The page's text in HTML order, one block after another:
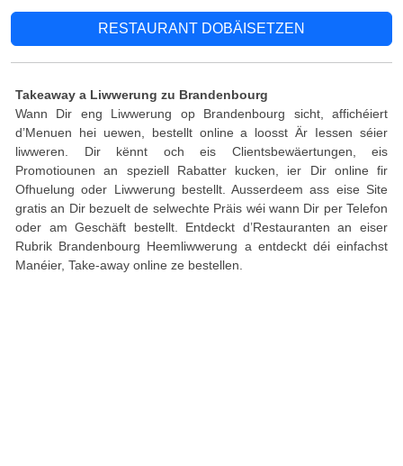
RESTAURANT DOBÄISETZEN
Takeaway a Liwwerung zu Brandenbourg
Wann Dir eng Liwwerung op Brandenbourg sicht, affichéiert
d’Menuen hei uewen, bestellt online a loosst Är Iessen séier
liwweren. Dir kënnt och eis Clientsbewäertungen, eis
Promotiounen an speziell Rabatter kucken, ier Dir online fir
Ofhuelung oder Liwwerung bestellt. Ausserdeem ass eise Site
gratis an Dir bezuelt de selwechte Präis wéi wann Dir per Telefon
oder am Geschäft bestellt. Entdeckt d’Restauranten an eiser
Rubrik Brandenbourg Heemliwwerung a entdeckt déi einfachst
Manéier, Take-away online ze bestellen.